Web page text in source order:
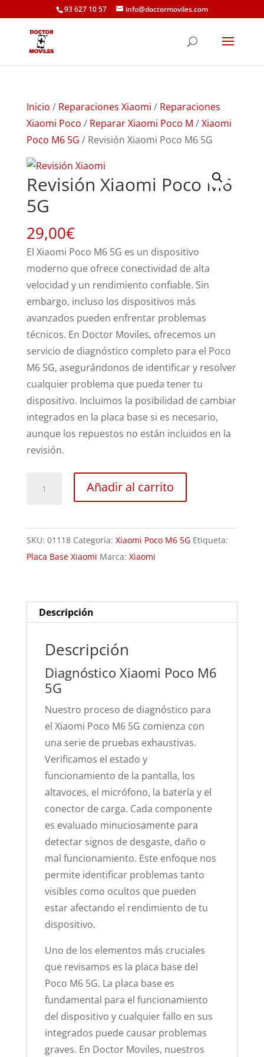
93 627 10 57 info@doctormoviles.com
Inicio / Reparaciones Xiaomi / Reparaciones
Xiaomi Poco / Reparar Xiaomi Poco M /Xiaomi
Poco M6 5G / Revisión Xiaomi Poco M6 5G
Revisión Xiaomi Poco M6
5G
29,00€
El Xiaomi Poco M6 5G es un dispositivo
moderno que ofrece conectividad de alta
velocidad y un rendimiento confiable. Sin
embargo, incluso los dispositivos más
avanzados pueden enfrentar problemas
técnicos. En Doctor Moviles, ofrecemos un
servicio de diagnóstico completo para el Poco
M6 5G, asegurándonos de identificar y resolver
cualquier problema que pueda tener tu
dispositivo. Incluimos la posibilidad de cambiar
integrados en la placa base si es necesario,
aunque los repuestos no están incluidos en la
revisión.
M6
5G
cantidad
Añadir al carrito
SKU: 01118 Categoría: Xiaomi Poco M6 5G Etiqueta:
Placa Base Xiaomi Marca: Xiaomi
Descripción
Descripción
Diagnóstico Xiaomi Poco M6
5G
Nuestro proceso de diagnóstico para
el Xiaomi Poco M6 5G comienza con
una serie de pruebas exhaustivas.
Verificamos el estado y
funcionamiento de la pantalla, los
altavoces, el micrófono, la batería y el
conector de carga. Cada componente
es evaluado minuciosamente para
detectar signos de desgaste, daño o
mal funcionamiento. Este enfoque nos
permite identificar problemas tanto
visibles como ocultos que pueden
estar afectando el rendimiento de tu
dispositivo.
Uno de los elementos más cruciales
que revisamos es la placa base del
Poco M6 5G. La placa base es
fundamental para el funcionamiento
del dispositivo y cualquier fallo en sus
integrados puede causar problemas
graves. En Doctor Moviles, nuestros